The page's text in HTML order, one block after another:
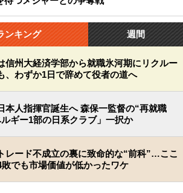
ンキング 週間
信州大経済学部から就職氷河期にリクルー
、わずか1日で辞めて役者の道へ
本人指揮官誕生へ 森保一監督の“再就職
ギー1部の日系クラブ」一択か
レード不成立の裏に致命的な“前科”…ここ
敗でも市場価値が低かったワケ